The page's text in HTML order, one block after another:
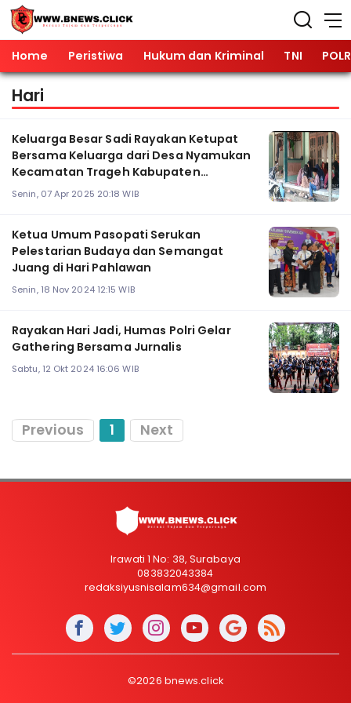
Home Peristiwa Hukum dan Kriminal TNI
Hari
Keluarga Besar Sadi Rayakan Ketupat
Bersama Keluarga dari Desa Nyamukan
Kecamatan Trageh Kabupaten
Bangkalan
Senin, 07 Apr 2025 20:18 WIB
Ketua Umum Pasopati Serukan
Pelestarian Budaya dan Semangat
Juang di Hari Pahlawan
Senin, 18 Nov 2024 12:15 WIB
Rayakan Hari Jadi, Humas Polri Gelar
Gathering Bersama Jurnalis
Sabtu, 12 Okt 2024 16:06 WIB
Previous 1 Next
Irawati 1 No: 38, Surabaya
083832043384
redaksiyusnisalam634@gmail.com
©2026 bnews.click